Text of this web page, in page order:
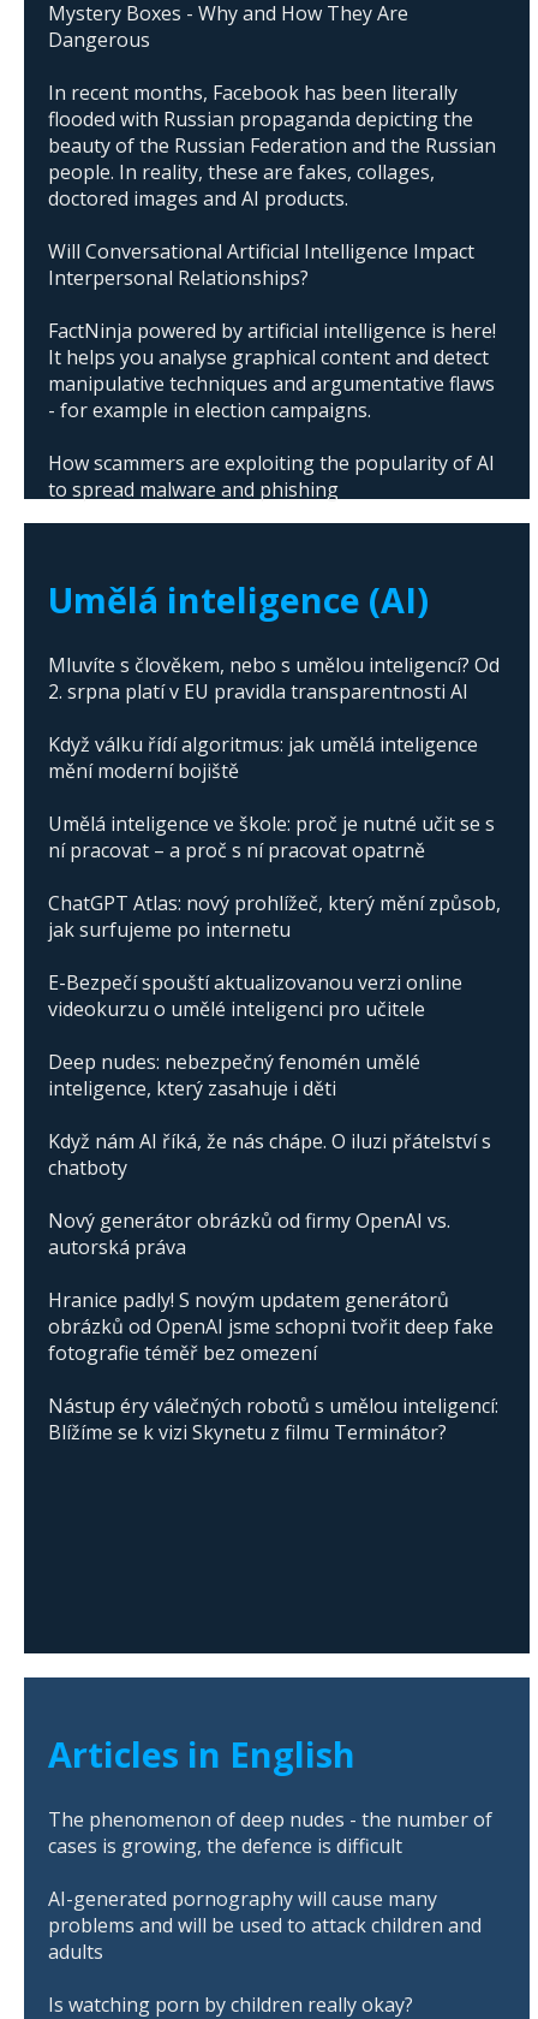
Mystery Boxes - Why and How They Are
Dangerous
In recent months, Facebook has been literally
flooded with Russian propaganda depicting the
beauty of the Russian Federation and the Russian
people. In reality, these are fakes, collages,
doctored images and AI products.
Will Conversational Artificial Intelligence Impact
Interpersonal Relationships?
FactNinja powered by artificial intelligence is here!
It helps you analyse graphical content and detect
manipulative techniques and argumentative flaws
- for example in election campaigns.
How scammers are exploiting the popularity of AI
to spread malware and phishing
Umělá inteligence (AI)
Mluvíte s člověkem, nebo s umělou inteligencí? Od
2. srpna platí v EU pravidla transparentnosti AI
Když válku řídí algoritmus: jak umělá inteligence
mění moderní bojiště
Umělá inteligence ve škole: proč je nutné učit se s
ní pracovat – a proč s ní pracovat opatrně
ChatGPT Atlas: nový prohlížeč, který mění způsob,
jak surfujeme po internetu
E-Bezpečí spouští aktualizovanou verzi online
videokurzu o umělé inteligenci pro učitele
Deep nudes: nebezpečný fenomén umělé
inteligence, který zasahuje i děti
Když nám AI říká, že nás chápe. O iluzi přátelství s
chatboty
Nový generátor obrázků od firmy OpenAI vs.
autorská práva
Hranice padly! S novým updatem generátorů
obrázků od OpenAI jsme schopni tvořit deep fake
fotografie téměř bez omezení
Nástup éry válečných robotů s umělou inteligencí:
Blížíme se k vizi Skynetu z filmu Terminátor?
Articles in English
The phenomenon of deep nudes - the number of
cases is growing, the defence is difficult
AI-generated pornography will cause many
problems and will be used to attack children and
adults
Is watching porn by children really okay?